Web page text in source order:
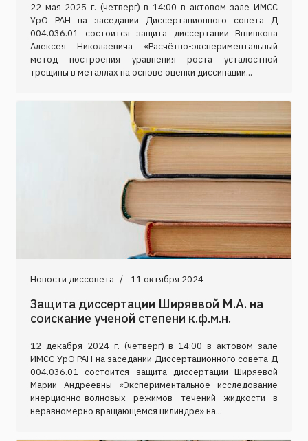
22 мая 2025 г. (четверг) в 14:00 в актовом зале ИМСС
УрО РАН на заседании Диссертационного совета Д
004.036.01 состоится защита диссертации Вшивкова
Алексея Николаевича «Расчётно-экспериментальный
метод построения уравнения роста усталостной
трещины в металлах на основе оценки диссипации...
Новости диссовета 11 октября 2024
Защита диссертации Ширяевой М.А. на
соискание ученой степени к.ф.м.н.
12 декабря 2024 г. (четверг) в 14:00 в актовом зале
ИМСС УрО РАН на заседании Диссертационного совета Д
004.036.01 состоится защита диссертации Ширяевой
Марии Андреевны «Экспериментальное исследование
инерционно-волновых режимов течений жидкости в
неравномерно вращающемся цилиндре» на...